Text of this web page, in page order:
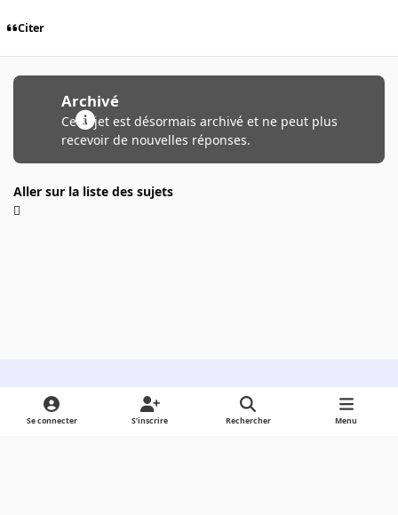
Citer
Archivé
Ce sujet est désormais archivé et ne peut plus
recevoir de nouvelles réponses.
Aller sur la liste des sujets
Light ModeDark ModeSystem Preference
Se connecter S’inscrire Rechercher Menu